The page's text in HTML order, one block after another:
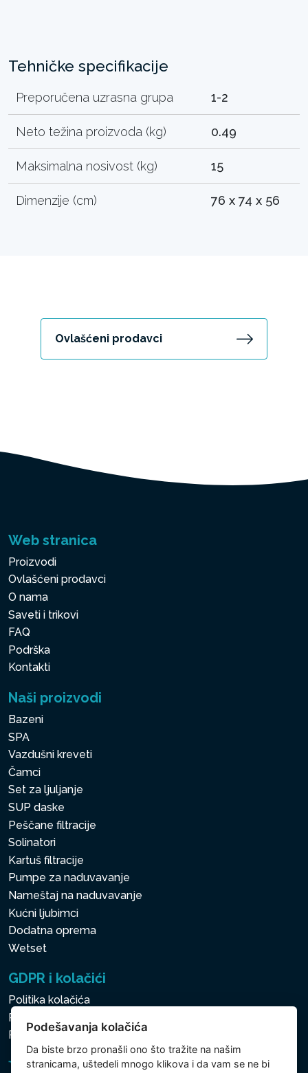
Tehničke specifikacije
Preporučena uzrasna grupa 1-2
Neto težina proizvoda (kg) 0.49
Maksimalna nosivost (kg) 15
Dimenzije (cm) 76 x 74 x 56
Ovlašćeni prodavci
Web stranica
Proizvodi
Ovlašćeni prodavci
O nama
Saveti i trikovi
FAQ
Podrška
Kontakti
Naši proizvodi
Bazeni
SPA
Vazdušni kreveti
Čamci
Set za ljuljanje
SUP daske
Peščane filtracije
Solinatori
Kartuš filtracije
Pumpe za naduvavanje
Nameštaj na naduvavanje
Kućni ljubimci
Dodatna oprema
Wetset
GDPR i kolačići
Politika kolačića
Politika zaštite ličnih i drugih obrađivanih podataka
Politika kolačića
Podešavanja kolačića
Da biste brzo pronašli ono što tražite na našim
stranicama, uštedeli mnogo klikova i da vam se ne bi